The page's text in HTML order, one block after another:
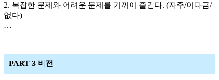
2. 복잡한 문제와 어려운 문제를 기꺼이 즐긴다. (자주/이따금/
없다)
…
PART 3 비전